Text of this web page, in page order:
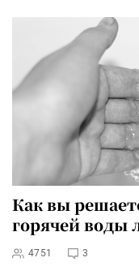
Как вы
горячей воды
4751 3